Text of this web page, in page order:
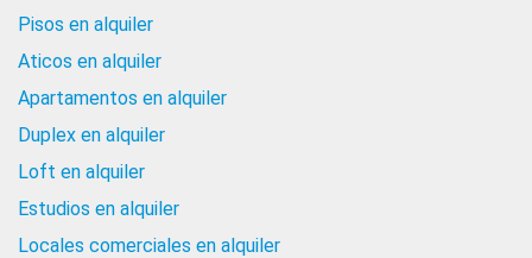
Pisos en alquiler
Aticos en alquiler
Apartamentos en alquiler
Duplex en alquiler
Loft en alquiler
Estudios en alquiler
Locales comerciales en alquiler